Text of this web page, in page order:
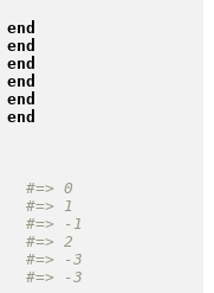
end
end
end
end
end
end